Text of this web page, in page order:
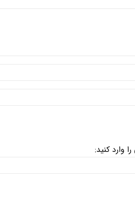
وارد کنید: